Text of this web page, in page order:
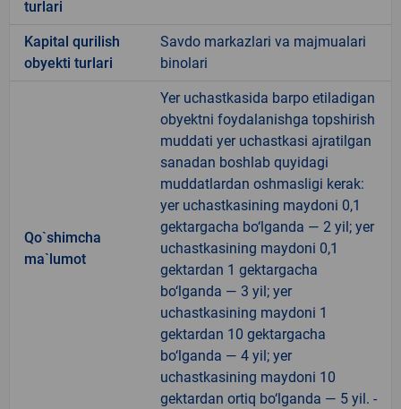
turlari
Kapital qurilish
obyekti turlari
Savdo markazlari va majmualari
binolari
Qo`shimcha
ma`lumot
Yer uchastkasida barpo etiladigan
obyektni foydalanishga topshirish
muddati yer uchastkasi ajratilgan
sanadan boshlab quyidagi
muddatlardan oshmasligi kerak:
yer uchastkasining maydoni 0,1
gektargacha bo‘lganda — 2 yil; yer
uchastkasining maydoni 0,1
gektardan 1 gektargacha
bo‘lganda — 3 yil; yer
uchastkasining maydoni 1
gektardan 10 gektargacha
bo‘lganda — 4 yil; yer
uchastkasining maydoni 10
gektardan ortiq bo‘lganda — 5 yil. -